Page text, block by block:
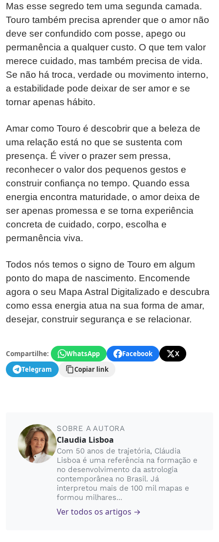
Mas esse segredo tem uma segunda camada.
Touro também precisa aprender que o amor não
deve ser confundido com posse, apego ou
permanência a qualquer custo. O que tem valor
merece cuidado, mas também precisa de vida.
Se não há troca, verdade ou movimento interno,
a estabilidade pode deixar de ser amor e se
tornar apenas hábito.
Amar como Touro é descobrir que a beleza de
uma relação está no que se sustenta com
presença. É viver o prazer sem pressa,
reconhecer o valor dos pequenos gestos e
construir confiança no tempo. Quando essa
energia encontra maturidade, o amor deixa de
ser apenas promessa e se torna experiência
concreta de cuidado, corpo, escolha e
permanência viva.
Todos nós temos o signo de Touro em algum
ponto do mapa de nascimento. Encomende
agora o seu Mapa Astral Digitalizado e descubra
como essa energia atua na sua forma de amar,
desejar, construir segurança e se relacionar.
Compartilhe: WhatsApp Facebook
X
Telegram
Copiar link
SOBRE A AUTORA
Claudia Lisboa
Com 50 anos de trajetória, Cláudia
Lisboa é uma referência na formação e
no desenvolvimento da astrologia
contemporânea no Brasil. Já
interpretou mais de 100 mil mapas e
formou milhares...
Ver todos os artigos →